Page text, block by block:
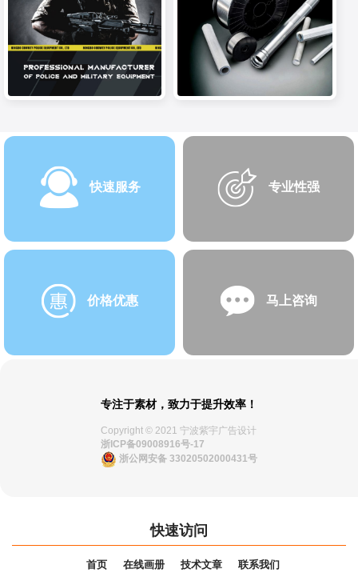
快速服务 专业性强
价格优惠 马上咨询
专注于素材，致力于提升效率！
Copyright © 2021 宁波紫宇广告设计
浙ICP备09008916号-17
浙公网安备 33020502000431号
快速访问
首页 在线画册 技术文章 联系我们